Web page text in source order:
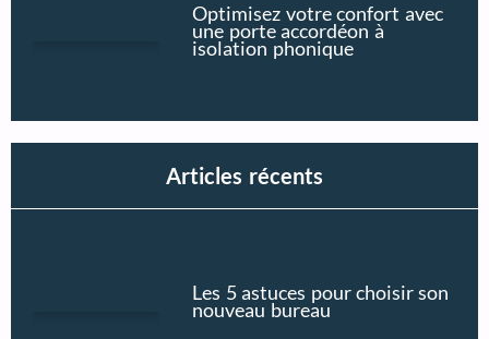
Optimisez votre confort avec
une porte accordéon à
isolation phonique
Articles récents
Les 5 astuces pour choisir son
nouveau bureau